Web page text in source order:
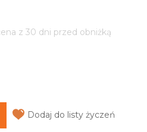
z 30 dni przed obniżką
Dodaj do listy życzeń